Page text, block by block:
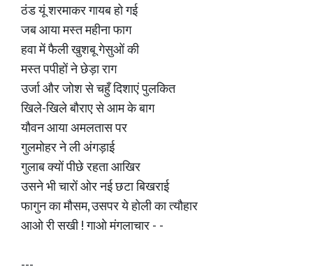
ठंड यूं शरमाकर गायब हो गई
जब आया मस्त महीना फाग
हवा में फैली खुशबू गेसुओं की
मस्त पपीहों ने छेड़ा राग
उर्जा और जोश से चहुँ दिशाएं पुलकित
खिले-खिले बौराए से आम के बाग
यौवन आया अमलतास पर
गुलमोहर ने ली अंगड़ाई
गुलाब क्यों पीछे रहता आखिर
उसने भी चारों ओर नई छटा बिखराई
फागुन का मौसम, उसपर ये होली का त्यौहार
आओ री सखी ! गाओ मंगलाचार - -
---